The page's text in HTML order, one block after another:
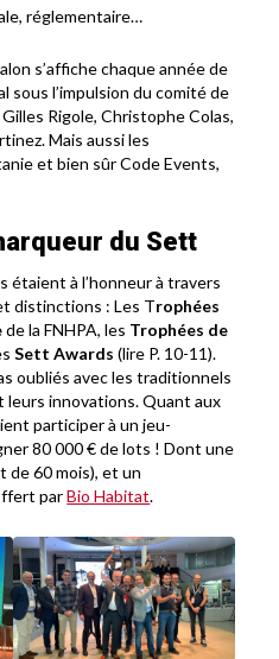
réglementaire…
s’affiche chaque année de
sous l’impulsion du comité de
Rigole, Christophe Colas,
Mais aussi les
et bien sûr Code Events,
du Sett
étaient à l’honneur à travers
distinctions : Les Trophées
de la FNHPA, les Trophées de
Sett Awards(lire P. 10-11).
oubliés avec les traditionnels
leurs innovations. Quant aux
participer à un jeu-
80 000 € de lots ! Dont une
de 60 mois), et un
parBio Habitat.